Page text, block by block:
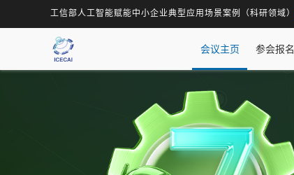
工信部人工智能赋能中小企业典型应用场景案例（科研领域）
会议主页 参会报名